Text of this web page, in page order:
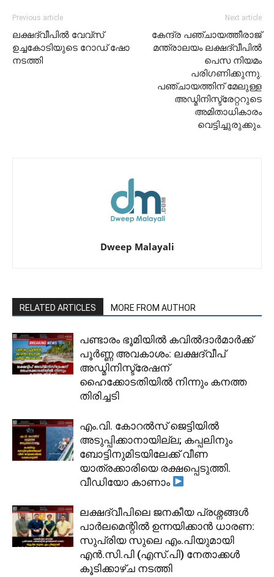
Previous article
ലക്ഷദ്വീപില്‍ വേവ്‌സ്
ഉച്ചകോടിയുടെ റോഡ് ഷോ
നടത്തി
Next article
കേന്ദ്ര പഞ്ചായത്തീരാജ്
മന്ത്രാലയം ലക്ഷദ്വീപിൽ
പെസ നിയമം
പരിഗണിക്കുന്നു.
പഞ്ചായത്തിന് മേലുള്ള
അഡ്മിനിസ്ട്രേറ്ററുടെ
അമിതാധികാരം
വെട്ടിച്ചുരുക്കും.
Dweep Malayali
RELATED ARTICLES MORE FROM AUTHOR
പണ്ടാരം ഭൂമിയിൽ കവിൽദാർമാർക്ക്
പൂർണ്ണ അവകാശം: ലക്ഷദ്വീപ്
അഡ്മിനിസ്ട്രേഷന്
ഹൈക്കോടതിയിൽ നിന്നും കനത്ത
തിരിച്ചടി
​എം.വി. കോറൽസ് ജെട്ടിയിൽ
അടുപ്പിക്കാനായില്ല; കപ്പലിനും
ബോട്ടിനുമിടയിലേക്ക് വീണ
യാത്രക്കാരിയെ രക്ഷപ്പെടുത്തി.
വീഡിയോ കാണാം
ലക്ഷദ്വീപിലെ ജനകീയ പ്രശ്നങ്ങൾ
പാർലമെന്റിൽ ഉന്നയിക്കാൻ ധാരണ:
സുപ്രിയ സുലെ എം.പിയുമായി
എൻ.സി.പി (എസ്.പി) നേതാക്കൾ
കൂടിക്കാഴ്ച നടത്തി